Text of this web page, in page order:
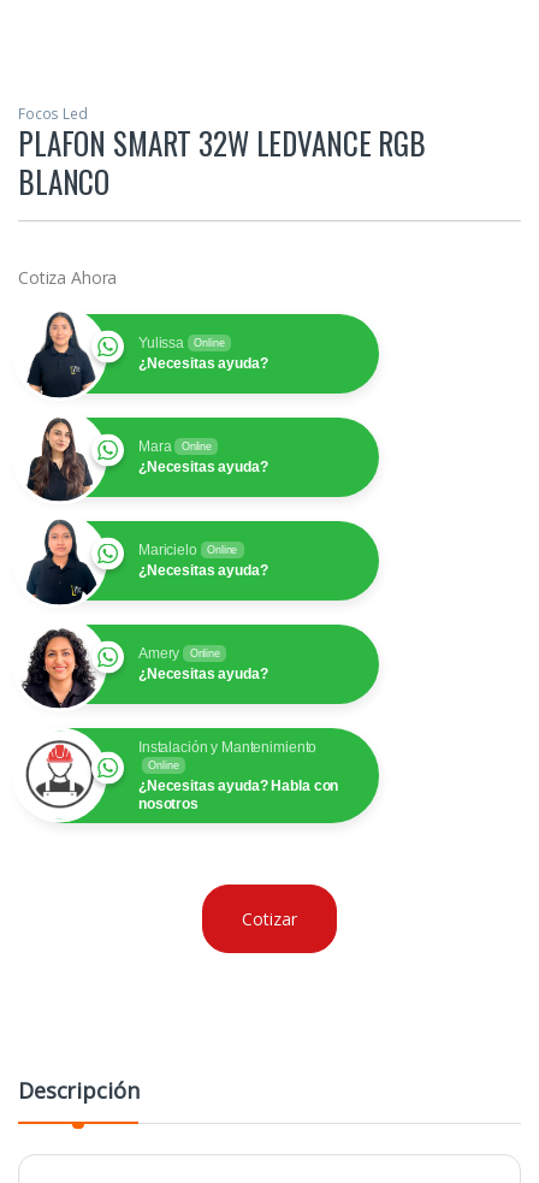
Focos Led
PLAFON SMART 32W LEDVANCE RGB
BLANCO
Cotiza Ahora
Yulissa Online
¿Necesitas ayuda?
Mara Online
¿Necesitas ayuda?
Maricielo Online
¿Necesitas ayuda?
Amery Online
¿Necesitas ayuda?
Instalación y Mantenimiento
Online
¿Necesitas ayuda? Habla con
nosotros
Cotizar
Descripción